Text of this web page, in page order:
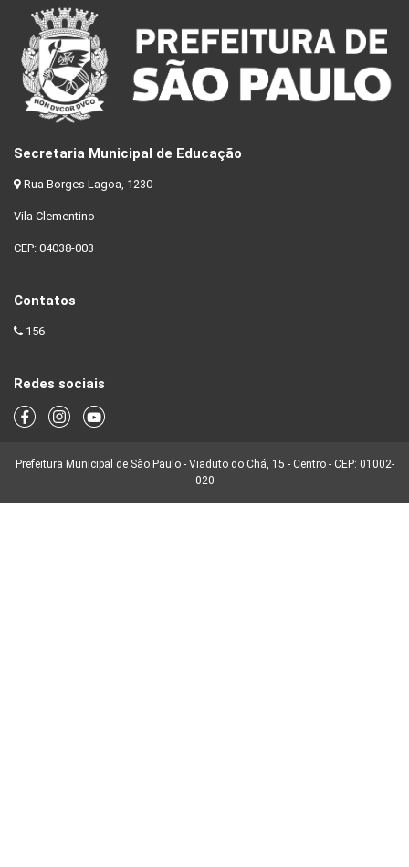
Secretaria Municipal de Educação
Rua Borges Lagoa, 1230
Vila Clementino
CEP: 04038-003
Contatos
156
Redes sociais
Prefeitura Municipal de São Paulo - Viaduto do Chá, 15 - Centro - CEP: 01002-
020